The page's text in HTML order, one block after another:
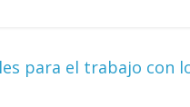
para el trabajo con